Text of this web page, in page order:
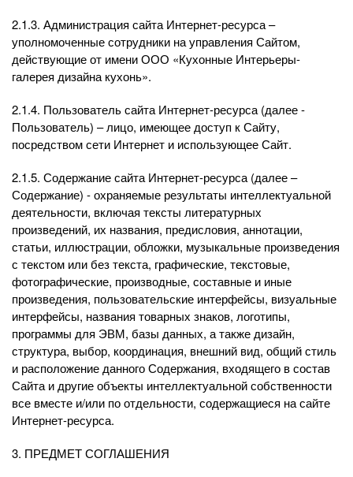
2.1.3. Администрация сайта Интернет-ресурса –
уполномоченные сотрудники на управления Сайтом,
действующие от имени ООО «Кухонные Интерьеры-
галерея дизайна кухонь».
2.1.4. Пользователь сайта Интернет-ресурса (далее ‑
Пользователь) – лицо, имеющее доступ к Сайту,
посредством сети Интернет и использующее Сайт.
2.1.5. Содержание сайта Интернет-ресурса (далее –
Содержание) - охраняемые результаты интеллектуальной
деятельности, включая тексты литературных
произведений, их названия, предисловия, аннотации,
статьи, иллюстрации, обложки, музыкальные произведения
с текстом или без текста, графические, текстовые,
фотографические, производные, составные и иные
произведения, пользовательские интерфейсы, визуальные
интерфейсы, названия товарных знаков, логотипы,
программы для ЭВМ, базы данных, а также дизайн,
структура, выбор, координация, внешний вид, общий стиль
и расположение данного Содержания, входящего в состав
Сайта и другие объекты интеллектуальной собственности
все вместе и/или по отдельности, содержащиеся на сайте
Интернет-ресурса.
3. ПРЕДМЕТ СОГЛАШЕНИЯ